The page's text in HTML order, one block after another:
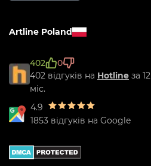
Artline Poland
402
0
402 відгуків на Hotline за 12
міс.
4.9
1853 відгуків на Google